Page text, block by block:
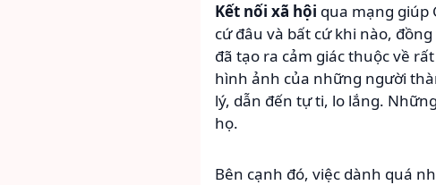
Kết nối xã hội qua mạng giúp
cứ đâu và bất cứ khi nào,
đã tạo ra cảm giác thuộc về
hình ảnh của những người
lý, dẫn đến tự ti, lo lắng.
họ.
Bên cạnh đó, việc dành quá